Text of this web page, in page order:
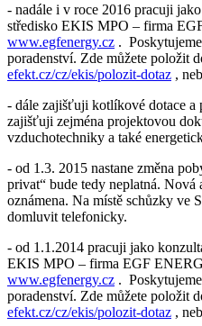
- nadále i v roce 2016 pracuji
středisko EKIS MPO – firma
www.egfenergy.cz .
poradenství. Zde můžete položit
efekt.cz/cz/ekis/polozit-dotaz ,
- dále zajišťuji kotlíkové dotace a
zajišťuji zejména projektovou
vzduchotechniky a také
- od 1.3. 2015 nastane změna
privat“ bude tedy neplatná. Nová
oznámena. Na místě schůzky ve
domluvit telefonicky.
- od 1.1.2014 pracuji jako
EKIS MPO – firma EGF
www.egfenergy.cz .
poradenství. Zde můžete položit
efekt.cz/cz/ekis/polozit-dotaz ,